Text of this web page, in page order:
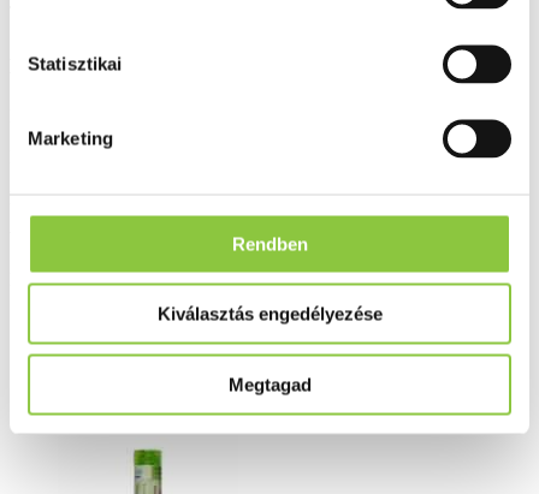
Statisztikai
Marketing
Rendben
Kiválasztás engedélyezése
Megtagad
A kockázatokról és mellékhatásokról olvassa el a betegtájékoztatót,
vagy kérdezze meg kezelőorvosát, gyógyszerészét!
Folyamatos akciók
Ezek is érdekelhetik Önt